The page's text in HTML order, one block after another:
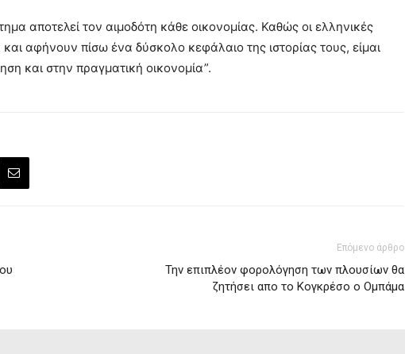
αποτελεί τον αιμοδότη κάθε οικονομίας. Καθώς οι ελληνικές
αφήνουν πίσω ένα δύσκολο κεφάλαιο της ιστορίας τους, είμαι
και στην πραγματική οικονομία”.
Επόμενο άρθρο
Την επιπλέον φορολόγηση των πλουσίων θα
ζητήσει απο το Κογκρέσο ο Ομπάμα